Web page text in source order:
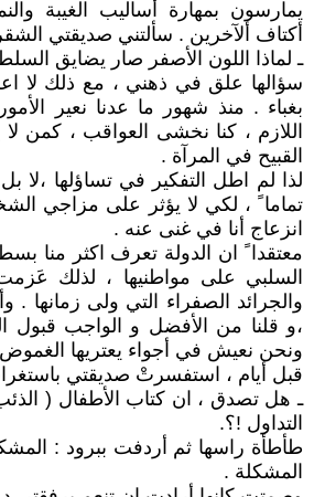
يمارسون بمهارة أساليب الغيبة
أكتاف ألآخرين . سألتني صديقتي
ـ لماذا اللون الأصفر صار يضايق
سؤالها علق في ذهني ، مع ذلك لا
بغباء . منذ شهور ما عدنا نعير
اللازم ، كنا نخشى العواقب ، كمن
القبيح في المرآة .
لذا لم اطل التفكير في تساؤلها ،لا
تماما ً ، لكي لا يؤثر على مزاجي
انزعاج أنا في غنى عنه .
معتقدا ً ان الدولة تعرف اكثر منا
السلبي على مواطنيها ، لذلك
والجرائد الصفراء التي ولى زمانها .
،و قلنا من الأفضل و الواجب قبول
ونحن نعيش في أجواء يعتريها
قبل أيام ، استفسرتْ صديقتي
ـ هل تصدق ، ان كتاب الأطفال (
التداول !؟.
طأطأة راسها ثم أردفت ببرود :
المشكلة .